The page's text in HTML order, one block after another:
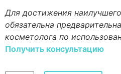
Для достижения наилучшего
обязательна
косметолога по
Получить консультацию